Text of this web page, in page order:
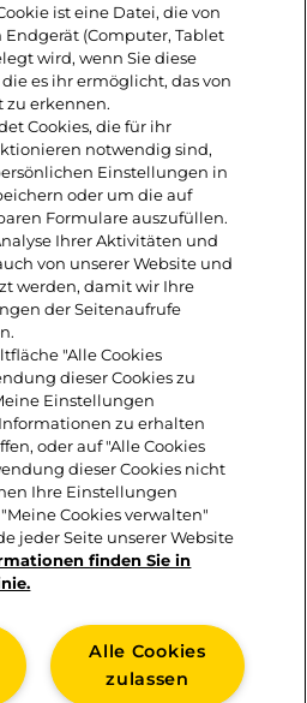
Die Brat- und
jeder Seite ca. 3-4
braten, bis sich die
und zusammen
Pesto und dem
und mit den
und Haselnüssen
RICHTLINIE
ist eine Datei, die von
(Computer, Tablet
wird, wenn Sie diese
es ihr ermöglicht, das von
zu erkennen.
Cookies, die für ihr
notwendig sind,
Einstellungen in
oder um die auf
Formulare auszufüllen.
Ihrer Aktivitäten und
von unserer Website und
werden, damit wir Ihre
der Seitenaufrufe
"Alle Cookies
dieser Cookies zu
Einstellungen
zu erhalten
oder auf "Alle Cookies
dieser Cookies nicht
Ihre Einstellungen
Cookies verwalten"
jeder Seite unserer Website
finden Sie in
Alle Cookies
zulassen